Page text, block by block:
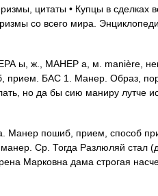
цитаты • Купцы в сделках
со всего мира.
ы, ж., МАНЕР а, м. manière,
прием. БАС 1. Манер. Образ,
но да бы сию маниру лутче
Манер пошиб, прием, способ
Ср. Тогда Разлюляй стал
Марковна дама строгая